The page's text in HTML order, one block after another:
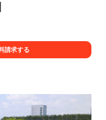
請求する